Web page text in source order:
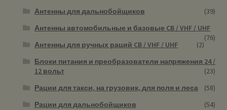
Антенны для дальнобойщиков
(39)
Антенны автомобильные и базовые CB / VHF / UHF
(76)
Антенны для ручных раций CB / VHF / UHF
(2)
Блоки питания и преобразователи напряжения 24 /
12 вольт
(23)
Рации для такси, на грузовик, для поля и леса
(58)
Рации для дальнобойщиков
(54)